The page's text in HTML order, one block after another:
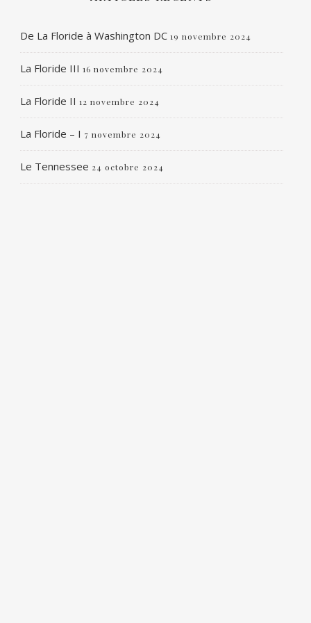
De La Floride à Washington DC 19 novembre 2024
La Floride III 16 novembre 2024
La Floride II 12 novembre 2024
La Floride – I 7 novembre 2024
Le Tennessee 24 octobre 2024